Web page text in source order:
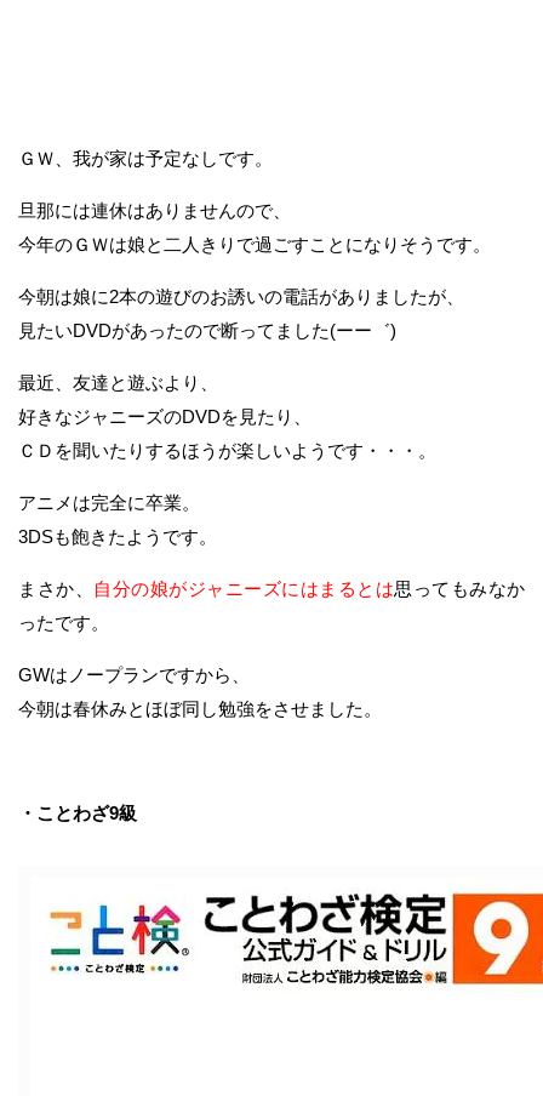
ＧＷ、我が家は予定なしです。
旦那には連休はありませんので、
今年のＧＷは娘と二人きりで過ごすことになりそうです。
今朝は娘に2本の遊びのお誘いの電話がありましたが、
見たいDVDがあったので断ってました(ーー゛)
最近、友達と遊ぶより、
好きなジャニーズのDVDを見たり、
ＣＤを聞いたりするほうが楽しいようです・・・。
アニメは完全に卒業。
3DSも飽きたようです。
まさか、 自分の娘がジャニーズにはまるとは思ってもみなか
ったです。
GWはノープランですから、
今朝は春休みとほぼ同し勉強をさせました。
・ことわざ9級